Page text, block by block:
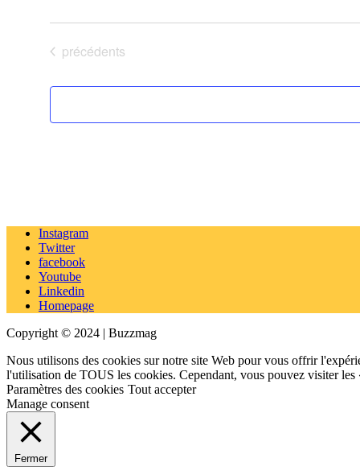
Évènements
précédents
Instagram
Twitter
facebook
Youtube
Linkedin
Homepage
Copyright © 2024 | Buzzmag
Nous utilisons des cookies sur notre site Web pour vous offrir
l'utilisation de TOUS les cookies. Cependant, vous pouvez visiter
Paramètres des cookies Tout accepter
Manage consent
Fermer